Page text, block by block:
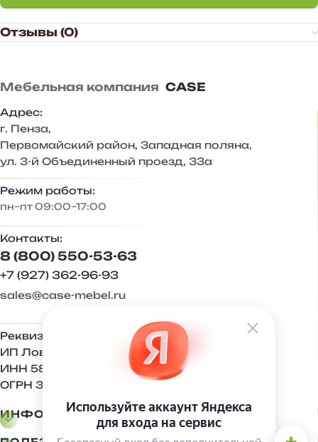
создают атмосферу уюта в помещении.
— Произвольное расположение модулей. Также есть
большинства и интерьеров.
— Дополнительные антресоли закрывают
пространство до потолка, больше места для хранения.
Корпус ЛДСП Венге, Дуб вотан
Фасад МДФ Графит софт
Задняя стенка – ХДФ 3 мм
— Антресоли крепятся к стене на навес регулируемый
механическими толкателями push-to-open.
— Регулируемая опора 20 мм, вместо нее можно
использовать подпятники 4 мм.
выкручивания опор не рекомендуется, только
регулировка!
Отзывы (0)
Мебельная компания CASE
Адрес:
г. Пенза,
Первомайский район, Западная поляна,
ул. 3-й Объединенный проезд, 33а
Режим работы:
пн–пт 09:00–17:00
Контакты:
8 (800) 550-53-63
+7 (927) 362-96-93
sales@case-mebel.ru
Реквизиты:
ИП Ловкова Ирина Евгеньевна
ИНН 583409650270
ОГРН 321583500001500
ИНФОРМАЦИЯ